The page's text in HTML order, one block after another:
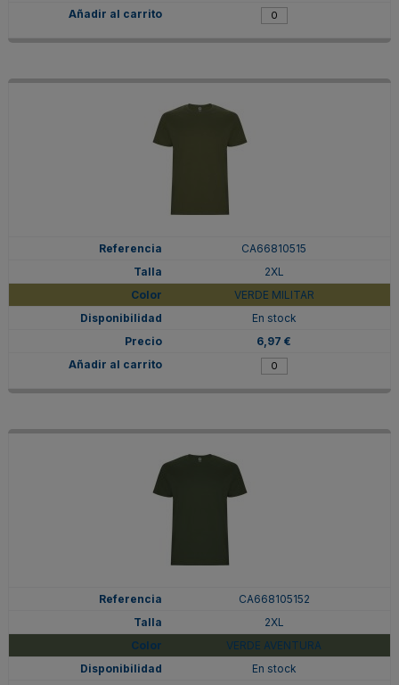
CA66810515
2XL
VERDE MILITAR
En stock
6,97 €
CA668105152
2XL
VERDE AVENTURA
En stock